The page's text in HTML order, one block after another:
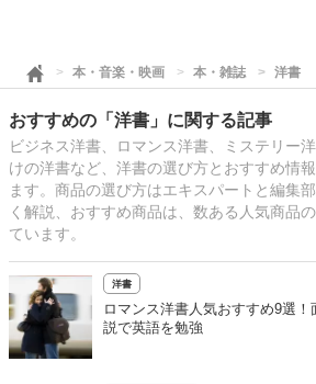
本・音楽・映画 本・雑誌 洋書
おすすめの「洋書」に関する記事
ビジネス洋書、ロマンス洋書、ミステリー
けの洋書など、洋書の選び方とおすすめ情
ます。商品の選び方はエキスパートと編集
く解説、おすすめ商品は、数ある人気商品
ています。
洋書
ロマンス洋書人気おすすめ9選
説で英語を勉強